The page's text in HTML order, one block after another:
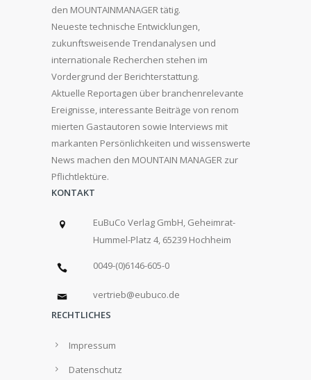
den MOUNTAINMANAGER tätig.
Neueste technische Entwicklungen,
zukunftsweisende Trendanalysen und
internationale Recherchen stehen im
Vordergrund der Berichterstattung.
Aktuelle Reportagen über branchenrelevante
Ereignisse, interessante Beiträge von renom
mierten Gastautoren sowie Interviews mit
markanten Persönlichkeiten und wissenswerte
News machen den MOUNTAIN MANAGER zur
Pflichtlektüre.
KONTAKT
EuBuCo Verlag GmbH, Geheimrat-
Hummel-Platz 4, 65239 Hochheim
0049-(0)6146-605-0
vertrieb@eubuco.de
RECHTLICHES
Impressum
Datenschutz